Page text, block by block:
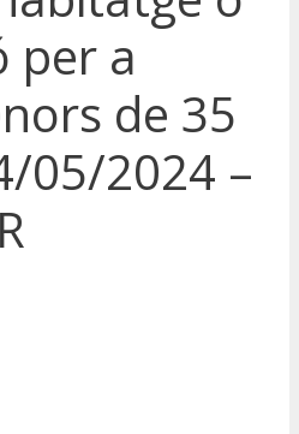
per a
de 35
05/2024 –